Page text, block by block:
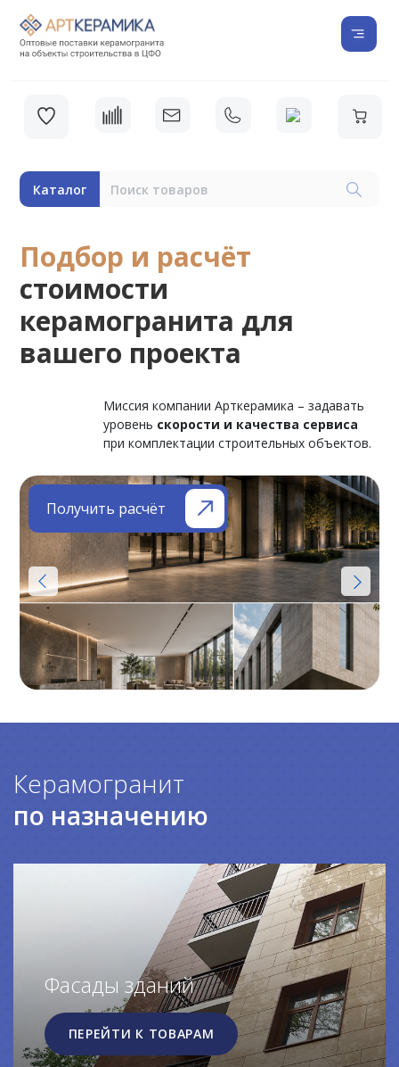
Каталог
Подбор и расчёт
стоимости
керамогранита для
вашего проекта
Миссия компании Арткерамика – задавать
уровень скорости и качества сервиса
при комплектации строительных объектов.
Получить расчёт
Керамогранит
по назначению
Фасады зданий
ПЕРЕЙТИ К ТОВАРАМ